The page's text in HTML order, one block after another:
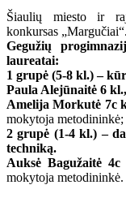
Šiaulių miesto ir
konkursas „Margučiai“.
Gegužių
laureatai:
1 grupė (5-8 kl.) –
Paula Alejūnaitė 6 kl.,
Amelija Morkutė 7c
mokytoja metodininkė;
2 grupė (1-4 kl.) –
techniką.
Auksė Bagužaitė
mokytoja metodininkė.